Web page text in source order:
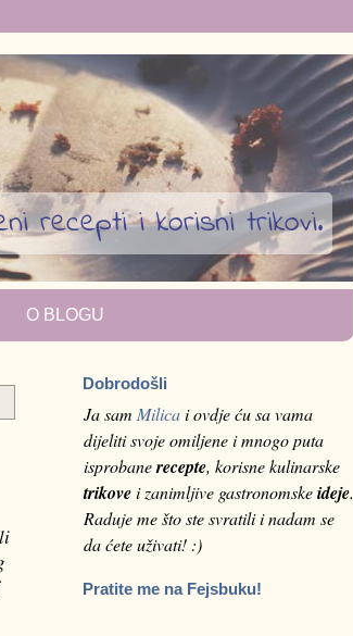
recepti i korisni trikovi.
O BLOGU
Dobrodošli
Ja sam Milicai ovdje ću sa vama
dijeliti svoje omiljene i mnogo puta
isprobanerecepte, korisne kulinarske
trikovei zanimljive gastronomskeideje.
Raduje me što ste svratili i nadam se
da ćete uživati! :)
Pratite me na Fejsbuku!